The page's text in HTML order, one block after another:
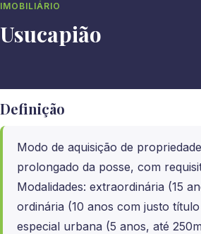
IMOBILIÁRIO
Usucapião
Definição
Modo de aquisição de
prolongado da posse, com
Modalidades: extraordinária (15
ordinária (10 anos com justo
especial urbana (5 anos, até